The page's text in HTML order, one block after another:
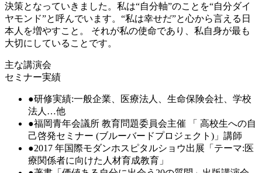
決策となっていきました。私は“自分軸”のことを“自分ダイ
ヤモンド”と呼んでいます。“私は幸せだ”と心から言える日
本人を増やすこと。 それが私の使命であり、私自身が最も
大切にしていることです。
主な講演会
セミナー実績
●研修実績:一般企業、医療法人、生命保険会社、学校
法人…他
●福岡青年会議所 教育問題委員会主催 「 高校生への自
己啓発セミナー (ブルーバードプロジェクト)」講師
●2017 年国際モダンホスピタルショウ出展「テーマ:医
療関係者に向けた人材育成教育」